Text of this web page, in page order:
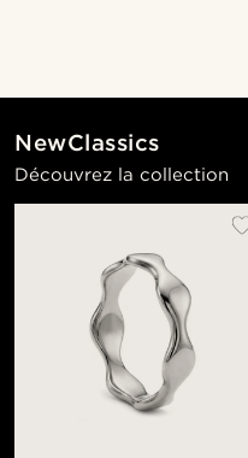
NewClassics
Découvrez la collection